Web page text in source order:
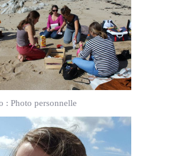
: Photo personnelle